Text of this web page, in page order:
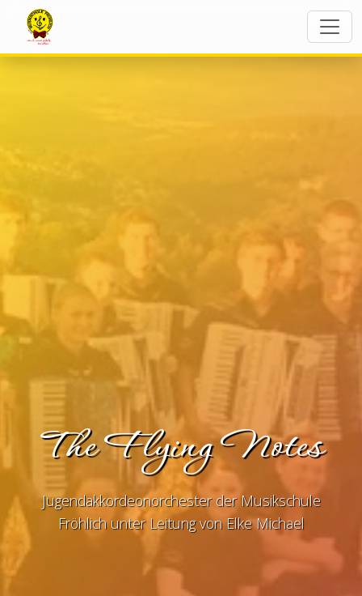
The Flying Notes
The Flying Notes
Jugendakkordeonorchester der Musikschule
Fröhlich unter Leitung von Elke Michael